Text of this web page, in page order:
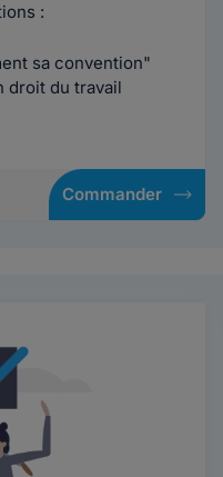
:
sa convention"
droit du travail
Commander